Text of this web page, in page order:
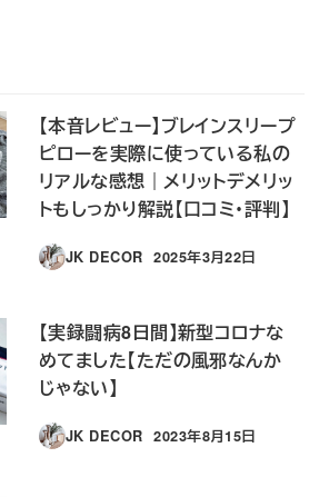
【本音レビュー】ブレインスリープ
ピローを実際に使っている私の
リアルな感想｜メリットデメリッ
トもしっかり解説【口コミ・評判】
JK DECOR 投稿日
2025年3月22日
【実録闘病8日間】新型コロナな
めてました【ただの風邪なんか
じゃない】
JK DECOR 投稿日
2023年8月15日